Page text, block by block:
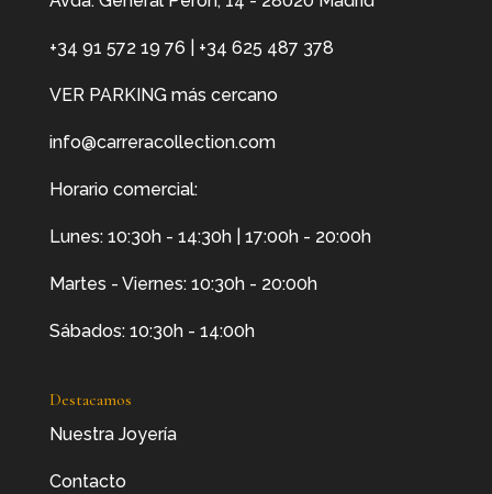
+34 91 572 19 76 +34 625 487 378
VER PARKING más cercano
info@carreracollection.com
Horario comercial:
Lunes: 10:30h - 14:30h | 17:00h - 20:00h
Martes - Viernes: 10:30h - 20:00h
Sábados: 10:30h - 14:00h
Destacamos
Nuestra Joyería
Contacto